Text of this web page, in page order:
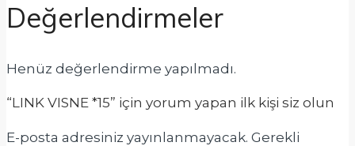
Değerlendirmeler
Henüz değerlendirme yapılmadı.
“LINK VISNE *15” için yorum yapan ilk kişi siz olun
E-posta adresiniz yayınlanmayacak. Gerekli